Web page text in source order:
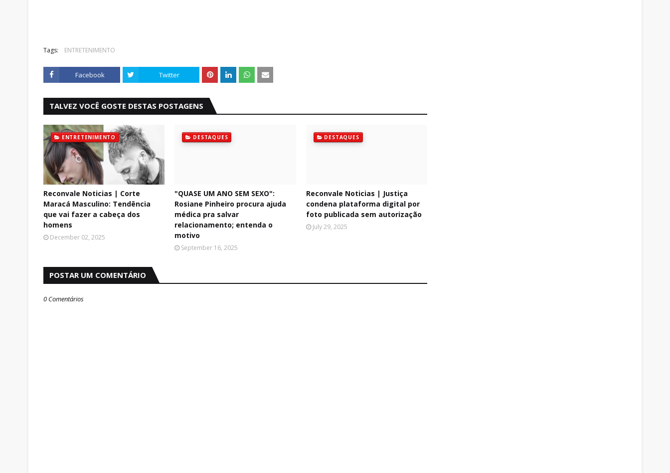
Tags: ENTRETENIMENTO
Facebook Twitter
TALVEZ VOCÊ GOSTE DESTAS POSTAGENS
ENTRETENIMENTO
Reconvale Noticias | Corte
Maracá Masculino: Tendência
que vai fazer a cabeça dos
homens
December 02, 2025
DESTAQUES
"QUASE UM ANO SEM SEXO":
Rosiane Pinheiro procura ajuda
médica pra salvar
relacionamento; entenda o
motivo
September 16, 2025
DESTAQUES
Reconvale Noticias | Justiça
condena plataforma digital por
foto publicada sem autorização
July 29, 2025
POSTAR UM COMENTÁRIO
0 Comentários